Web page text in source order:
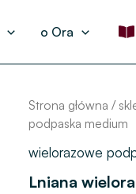
o Ora
Strona główna /
podpaska medium
wielorazowe
Lniana
wielorazowa
podpaska
medium